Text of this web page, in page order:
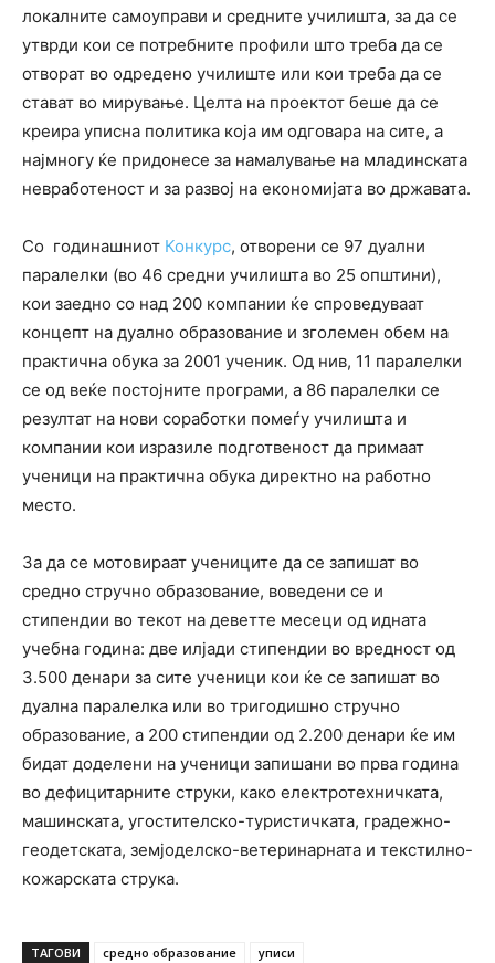
локалните самоуправи и средните училишта, за да се
утврди кои се потребните профили што треба да се
отворат во одредено училиште или кои треба да се
стават во мирување. Целта на проектот беше да се
креира уписна политика која им одговара на сите, а
најмногу ќе придонесе за намалување на младинската
невработеност и за развој на економијата во државата.
Со годинашниот Конкурс, отворени се 97 дуални
паралелки (во 46 средни училишта во 25 општини),
кои заедно со над 200 компании ќе спроведуваат
концепт на дуално образование и зголемен обем на
практична обука за 2001 ученик. Од нив, 11 паралелки
се од веќе постојните програми, а 86 паралелки се
резултат на нови соработки помеѓу училишта и
компании кои изразиле подготвеност да примаат
ученици на практична обука директно на работно
место.
За да се мотовираат учениците да се запишат во
средно стручно образование, воведени се и
стипендии во текот на деветте месеци од идната
учебна година: две илјади стипендии во вредност од
3.500 денари за сите ученици кои ќе се запишат во
дуална паралелка или во тригодишно стручно
образование, а 200 стипендии од 2.200 денари ќе им
бидат доделени на ученици запишани во прва година
во дефицитарните струки, како електротехничката,
машинската, угостителско-туристичката, градежно-
геодетската, земјоделско-ветеринарната и текстилно-
кожарската струка.
ТАГОВИ средно образование уписи